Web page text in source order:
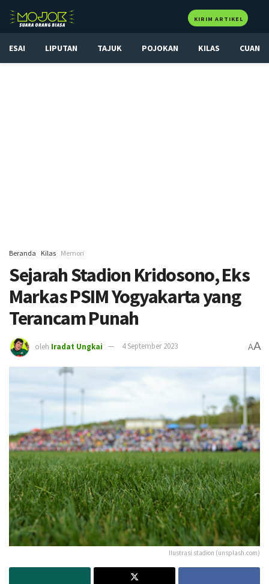
KIRIM ARTIKEL
ESAI LIPUTAN TAJUK POJOKAN KILAS CUAN
Beranda Kilas Memori
Sejarah Stadion Kridosono, Eks
Markas PSIM Yogyakarta yang
Terancam Punah
oleh Iradat Ungkai 4 September 2023 AA
Ilustrasi stadion (unsplash.com)